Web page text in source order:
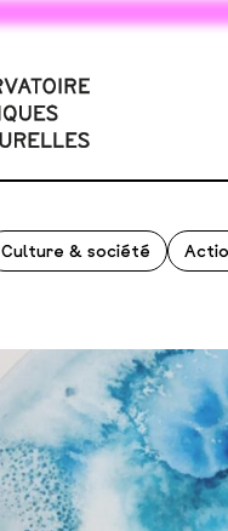
Culture & société